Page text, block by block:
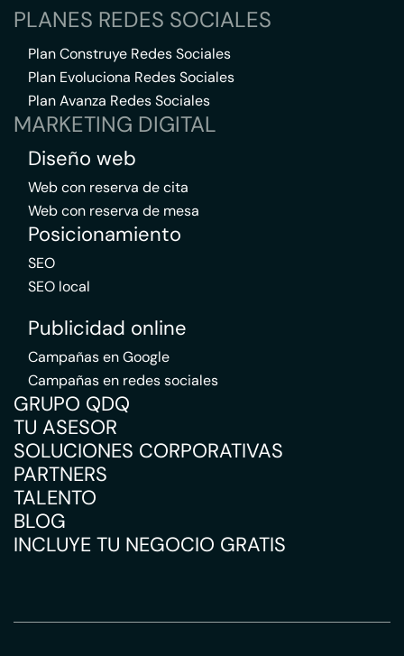
PLANES REDES SOCIALES
Plan Construye Redes Sociales
Plan Evoluciona Redes Sociales
Plan Avanza Redes Sociales
MARKETING DIGITAL
Diseño web
Web con reserva de cita
Web con reserva de mesa
Posicionamiento
SEO
SEO local
Publicidad online
Campañas en Google
Campañas en redes sociales
GRUPO QDQ
TU ASESOR
SOLUCIONES CORPORATIVAS
PARTNERS
TALENTO
BLOG
INCLUYE TU NEGOCIO GRATIS